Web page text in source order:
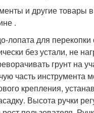
и другие товары
.
лопата для перекопки
без устали, не
грунт на
часть инструмента
крепления,
Высота ручки